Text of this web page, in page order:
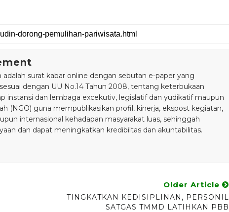
surat kabar online dengan sebutan e-paper yang
dengan UU No.14 Tahun 2008, tentang keterbukaan
instansi dan lembaga excekutiv, legislatif dan yudikatif maupun
(NGO) guna mempublikasikan profil, kinerja, ekspost kegiatan,
internasional kehadapan masyarakat luas, sehinggah
dan dapat meningkatkan kredibiltas dan akuntabilitas.
Older Article
TINGKATKAN KEDISIPLINAN, PERSONIL
SATGAS TMMD LATIHKAN PBB